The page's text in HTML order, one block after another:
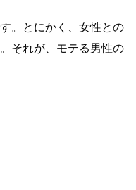
。とにかく、女性との
それが、モテる男性の